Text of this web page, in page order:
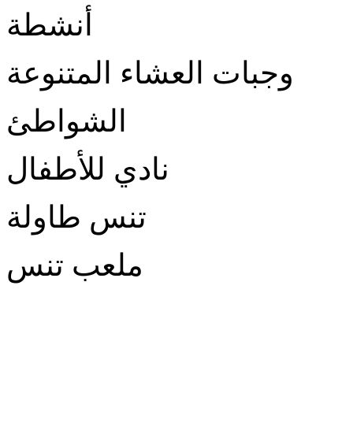
أنشطة
وجبات العشاء المتنوعة
الشواطئ
نادي للأطفال
تنس طاولة
ملعب تنس